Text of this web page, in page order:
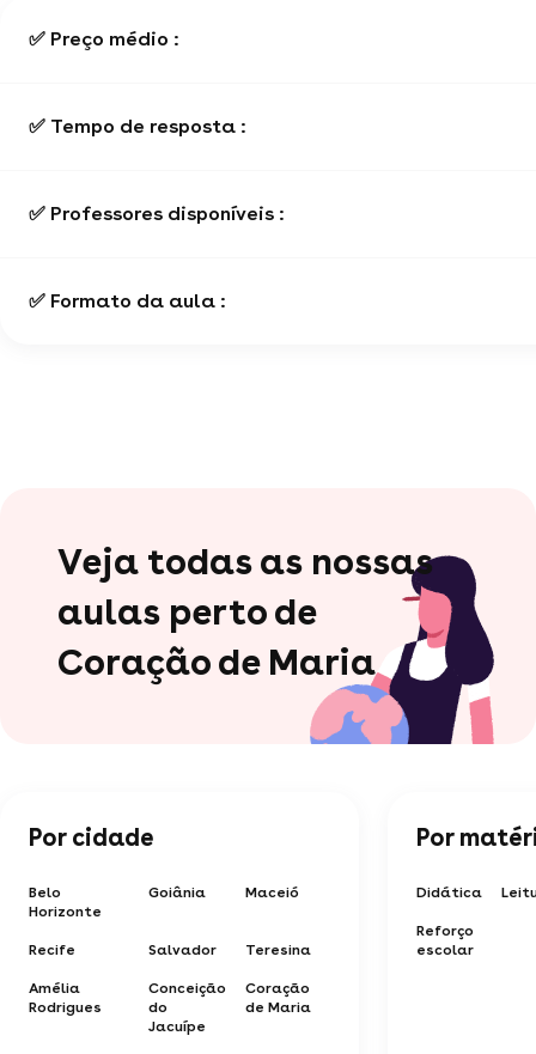
✅ Preço médio :
✅ Tempo de resposta :
✅ Professores disponíveis :
✅ Formato da aula :
Veja todas as nossas
aulas perto de
Coração de Maria
Por cidade
Belo
Horizonte
Goiânia Maceió
Recife Salvador Teresina
Amélia
Rodrigues
Conceição
do
Jacuípe
Coração
de Maria
Por
Didática
Reforço
escolar